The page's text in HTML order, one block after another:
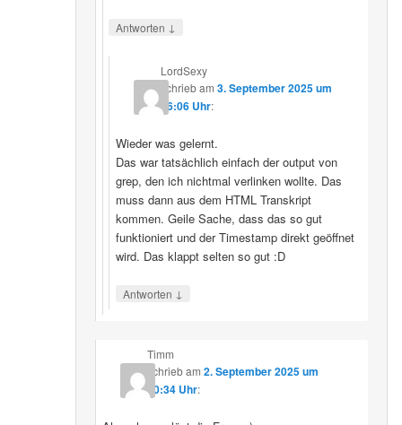
Antworten ↓
LordSexy
schriebam 3. September 2025 um
16:06 Uhr:
Wieder was gelernt.
Das war tatsächlich einfach der output von
grep, den ich nichtmal verlinken wollte. Das
muss dann aus dem HTML Transkript
kommen. Geile Sache, dass das so gut
funktioniert und der Timestamp direkt geöffnet
wird. Das klappt selten so gut :D
Antworten ↓
Timm
schriebam 2. September 2025 um
10:34 Uhr: